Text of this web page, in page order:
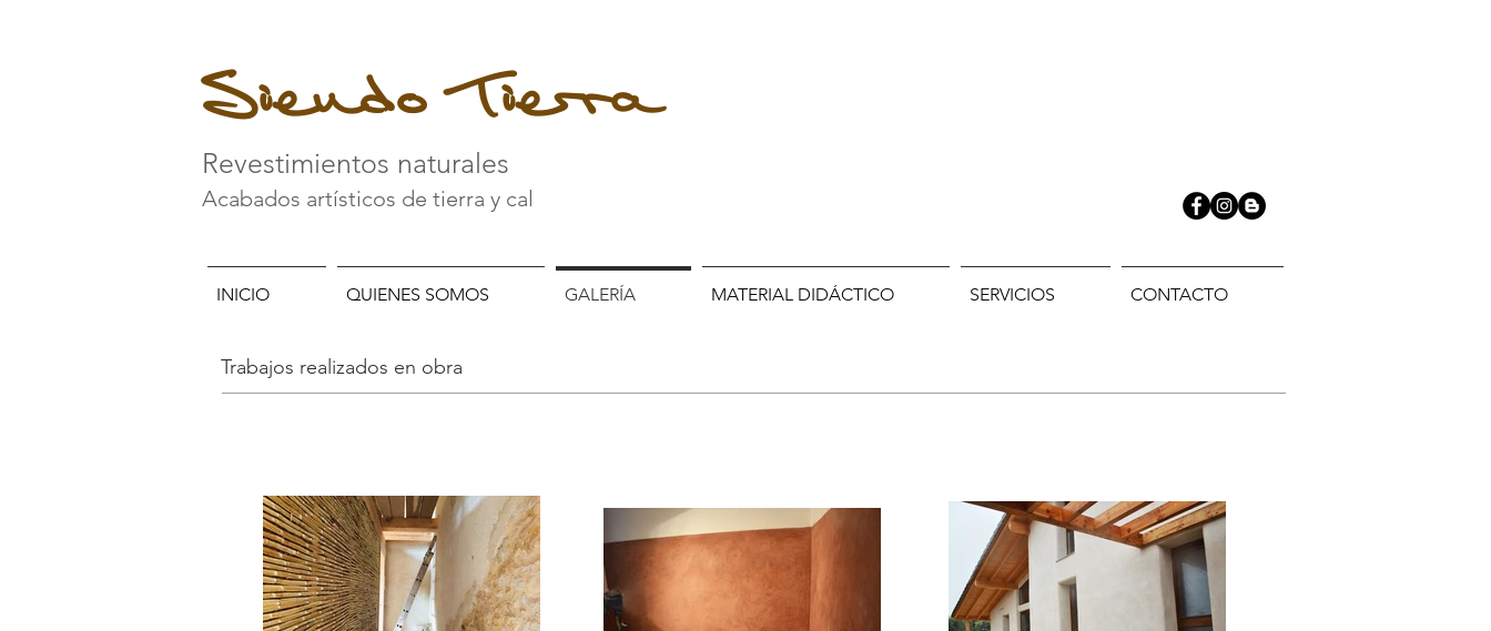
Siendo Tierra
Revestimientos naturales
Acabados artísticos de tierra y cal
INICIO QUIENES SOMOS GALERÍA MATERIAL DIDÁCTICO SERVICIOS CONTACTO
Trabajos realizados en obra